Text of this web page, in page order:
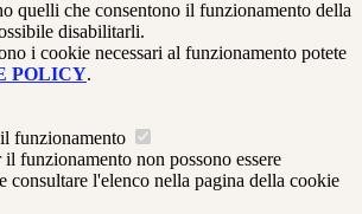
quelli che consentono il funzionamento della
disabilitarli.
i cookie necessari al funzionamento potete
POLICY.
funzionamento
funzionamento non possono essere
consultare l'elenco nella pagina della cookie